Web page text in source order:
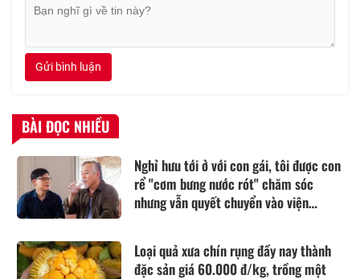
Gửi bình luận
BÀI ĐỌC NHIỀU
Nghỉ hưu tới ở với con gái, tôi được con
rể "cơm bưng nước rót" chăm sóc
nhưng vẫn quyết chuyển vào viện
Loại quả xưa chín rụng đầy nay thành
đặc sản giá 60.000 đ/kg, trồng một